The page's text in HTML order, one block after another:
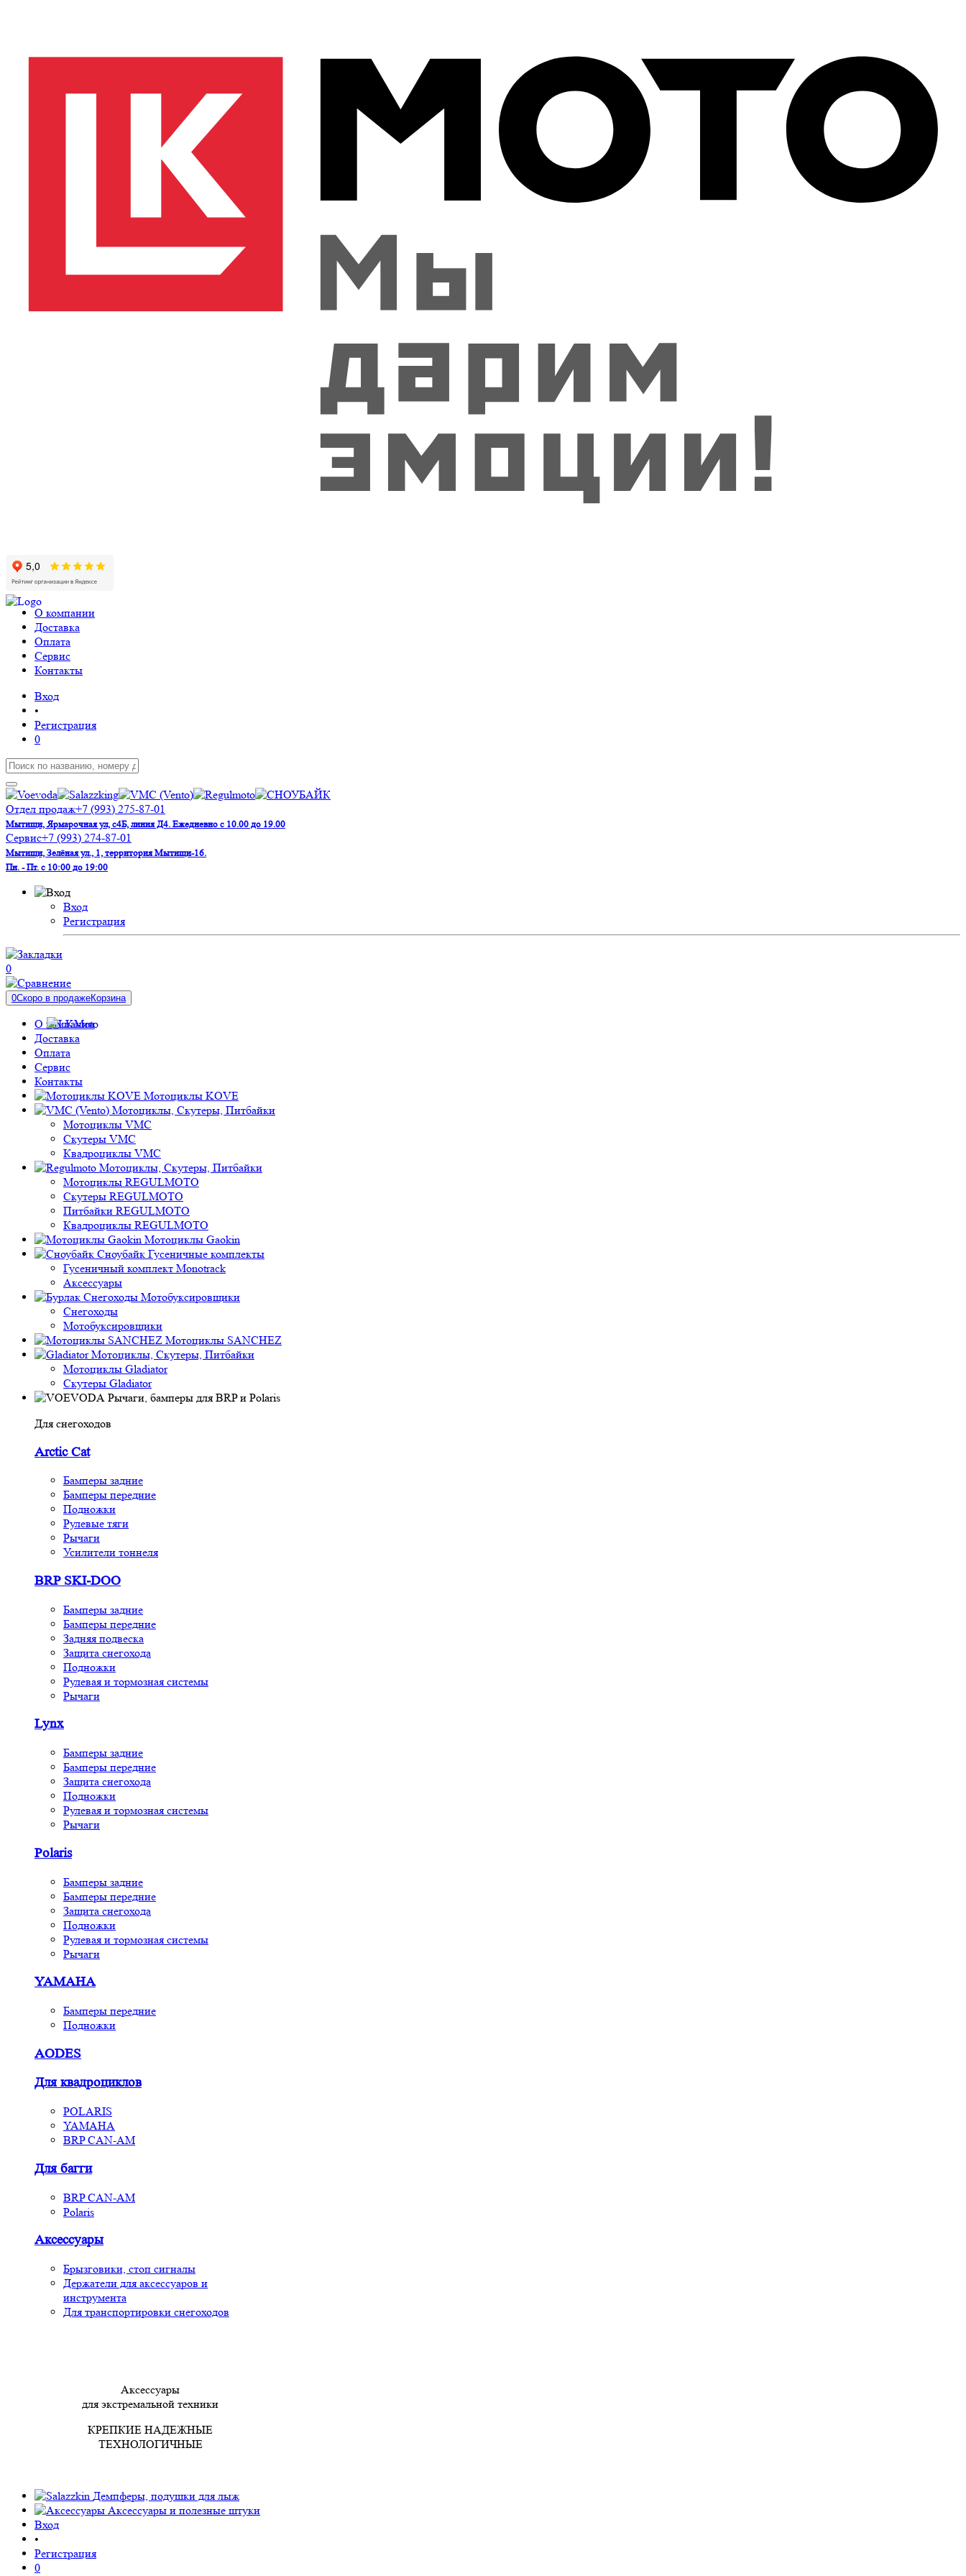
О компании
Доставка
Оплата
Сервис
Контакты
Вход
•
Регистрация
0
Отдел продаж+7 (993) 275-87-01
Мытищи, Ярмарочная ул, с4Б, линия Д4. Ежедневно с 10.00 до 19.00
Сервис+7 (993) 274-87-01
Мытищи, Зелёная ул., 1, территория Мытищи-16.
Пн. - Пт. с 10:00 до 19:00
Вход
Регистрация
0
0Скоро в продажеКорзина
О компании
Доставка
Оплата
Сервис
Контакты
Мотоциклы KOVE
Мотоциклы, Скутеры, Питбайки
Мотоциклы VMC
Скутеры VMC
Квадроциклы VMC
Мотоциклы, Скутеры, Питбайки
Мотоциклы REGULMOTO
Скутеры REGULMOTO
Питбайки REGULMOTO
Квадроциклы REGULMOTO
Мотоциклы Gaokin
Сноубайк Гусеничные комплекты
Гусеничный комплект Monotrack
Аксессуары
Снегоходы Мотобуксировщики
Снегоходы
Мотобуксировщики
Мотоциклы SANCHEZ
Мотоциклы, Скутеры, Питбайки
Мотоциклы Gladiator
Скутеры Gladiator
Рычаги, бамперы для BRP и Polaris
Для снегоходов
Arctic Cat
Бамперы задние
Бамперы передние
Подножки
Рулевые тяги
Рычаги
Усилители тоннеля
BRP SKI-DOO
Бамперы задние
Бамперы передние
Задняя подвеска
Защита снегохода
Подножки
Рулевая и тормозная системы
Рычаги
Lynx
Бамперы задние
Бамперы передние
Защита снегохода
Подножки
Рулевая и тормозная системы
Рычаги
Polaris
Бамперы задние
Бамперы передние
Защита снегохода
Подножки
Рулевая и тормозная системы
Рычаги
YAMAHA
Бамперы передние
Подножки
AODES
Для квадроциклов
POLARIS
YAMAHA
BRP CAN-AM
Для багги
BRP CAN-AM
Polaris
Аксессуары
Брызговики, стоп сигналы
Держатели для аксессуаров и
инструмента
Для транспортировки снегоходов
Аксессуары
для экстремальной техники
КРЕПКИЕ НАДЕЖНЫЕ
ТЕХНОЛОГИЧНЫЕ
Демпферы, подушки для лыж
Аксессуары и полезные штуки
Вход
•
Регистрация
0